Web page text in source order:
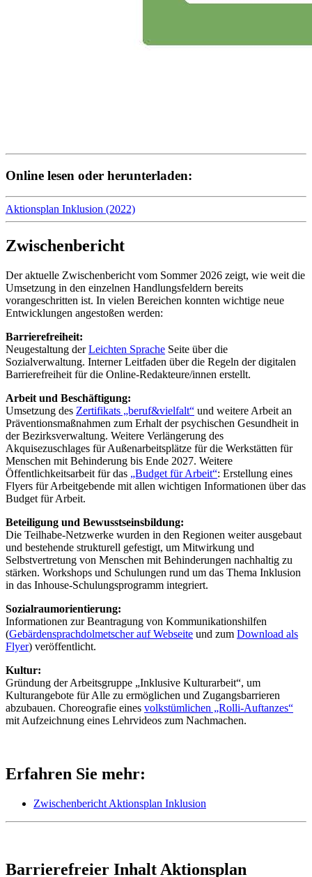
Online lesen oder herunterladen:
Aktionsplan Inklusion (2022)
Zwischenbericht
Der aktuelle Zwischenbericht vom Sommer 2026 zeigt, wie weit die
Umsetzung in den einzelnen Handlungsfeldern bereits
vorangeschritten ist. In vielen Bereichen konnten wichtige neue
Entwicklungen angestoßen werden:
Barrierefreiheit:
Neugestaltung derLeichten Sprache Seite über die
Sozialverwaltung. Interner Leitfaden über die Regeln der digitalen
Barrierefreiheit für die Online-Redakteure/innen erstellt.
Arbeit und Beschäftigung:
Umsetzung des Zertifikats „beruf&vielfalt“ und weitere Arbeit an
Präventionsmaßnahmen zum Erhalt der psychischen Gesundheit in
der Bezirksverwaltung. Weitere Verlängerung des
Akquisezuschlages für Außenarbeitsplätze für die Werkstätten für
Menschen mit Behinderung bis Ende 2027. Weitere
Öffentlichkeitsarbeit für das „Budget für Arbeit“: Erstellung eines
Flyers für Arbeitgebende mit allen wichtigen Informationen über das
Budget für Arbeit.
Beteiligung und Bewusstseinsbildung:
Die Teilhabe-Netzwerke wurden in den Regionen weiter ausgebaut
und bestehende strukturell gefestigt, um Mitwirkung und
Selbstvertretung von Menschen mit Behinderungen nachhaltig zu
stärken. Workshops und Schulungen rund um das Thema Inklusion
in das Inhouse-Schulungsprogramm integriert.
Sozialraumorientierung:
Informationen zur Beantragung von Kommunikationshilfen
(Gebärdensprachdolmetscher auf Webseite und zum Download als
Flyer) veröffentlicht.
Kultur:
Gründung der Arbeitsgruppe „Inklusive Kulturarbeit“, um
Kulturangebote für Alle zu ermöglichen und Zugangsbarrieren
abzubauen. Choreografie eines volkstümlichen „Rolli-Auftanzes“
mit Aufzeichnung eines Lehrvideos zum Nachmachen.
Erfahren Sie mehr:
Zwischenbericht Aktionsplan Inklusion
Barrierefreier Inhalt Aktionsplan